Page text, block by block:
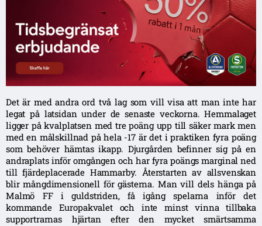
Det är med andra ord två lag som vill visa att man inte har
legat på latsidan under de senaste veckorna. Hemmalaget
ligger på kvalplatsen med tre poäng upp till säker mark men
med en målskillnad på hela -17 är det i praktiken fyra poäng
som behöver hämtas ikapp. Djurgården befinner sig på en
andraplats inför omgången och har fyra poängs marginal ned
till fjärdeplacerade Hammarby. Återstarten av allsvenskan
blir mångdimensionell för gästerna. Man vill dels hänga på
Malmö FF i guldstriden, få igång spelarna inför det
kommande Europakvalet och inte minst vinna tillbaka
supportrarnas hjärtan efter den mycket smärtsamma